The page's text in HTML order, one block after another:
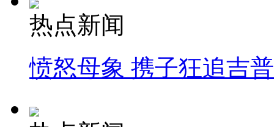
热点新闻
愤怒母象 携子狂追吉